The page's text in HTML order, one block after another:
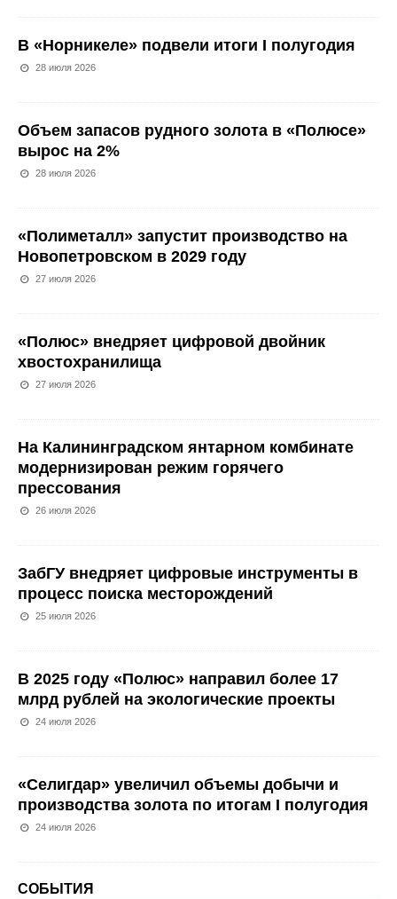
В «Норникеле» подвели итоги I полугодия
28 июля 2026
Объем запасов рудного золота в «Полюсе»
вырос на 2%
28 июля 2026
«Полиметалл» запустит производство на
Новопетровском в 2029 году
27 июля 2026
«Полюс» внедряет цифровой двойник
хвостохранилища
27 июля 2026
На Калининградском янтарном комбинате
модернизирован режим горячего
прессования
26 июля 2026
ЗабГУ внедряет цифровые инструменты в
процесс поиска месторождений
25 июля 2026
В 2025 году «Полюс» направил более 17
млрд рублей на экологические проекты
24 июля 2026
«Селигдар» увеличил объемы добычи и
производства золота по итогам I полугодия
24 июля 2026
СОБЫТИЯ